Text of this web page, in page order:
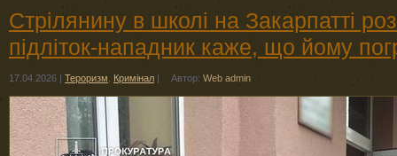
Стрілянину в школі на Закарпатті
підліток-нападник каже, що йому
17.04.2026 | Тероризм Кримінал | Автор: Web admin